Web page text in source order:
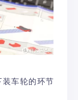
车轮的环节